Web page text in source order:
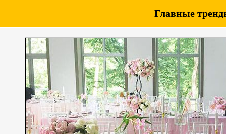
Главные